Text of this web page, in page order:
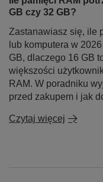
GB czy 32 GB?
Zastanawiasz się, ile
lub komputera w
GB, dlaczego 16 GB
większości
RAM. W poradniku
przed zakupem i jak
Czytaj więcej